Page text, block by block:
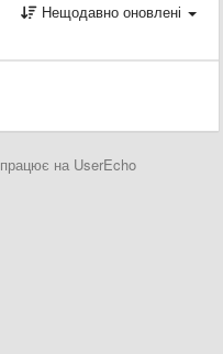
Нещодавно оновлені
працює на UserEcho